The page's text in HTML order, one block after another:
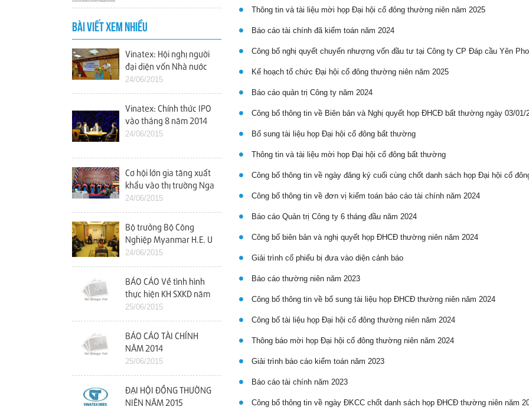
BÀI VIẾT XEM NHIỀU
Vinatex: Hội nghị người
đại diện vốn Nhà nước
tại các doanh nghiệp
24/06/2015
Vinatex: Chính thức IPO
vào tháng 8 năm 2014
24/06/2015
Cơ hội lớn gia tăng xuất
khẩu vào thị trường Nga
24/06/2015
Bộ trưởng Bộ Công
Nghiệp Myanmar H.E. U
Maung Myint Thăm và
làm việc với Vinatex
24/06/2015
BÁO CÁO Về tình hình
thực hiện KH SXKD năm
2014 và kế hoạch năm
2015
25/06/2015
BÁO CÁO TÀI CHÍNH
NĂM 2014
25/06/2015
ĐẠI HỘI ĐỒNG THƯỜNG
NIÊN NĂM 2015
Thông tin và tài liệu mời họp Đại hội cổ đông thường niên năm 2025
Báo cáo tài chính đã kiểm toán năm 2024
Công bố nghị quyết chuyển nhượng vốn đầu tư tại Công ty CP Đáp cầu Yên
Kế hoạch tổ chức Đại hội cổ đông thường niên năm 2025
Báo cáo quản trị Công ty năm 2024
Công bố thông tin về Biên bản và Nghị quyết họp ĐHCĐ bất thường ngày 03/01/
Bổ sung tài liệu họp Đại hội cổ đông bất thường
Thông tin và tài liệu mời họp Đại hội cổ đông bất thường
Công bố thông tin về ngày đăng ký cuối cùng chốt danh sách họp Đại hội cổ
Công bố thông tin về đơn vị kiểm toán báo cáo tài chính năm 2024
Báo cáo Quản trị Công ty 6 tháng đầu năm 2024
Công bố biên bản và nghị quyết họp ĐHCĐ thường niên năm 2024
Giải trình cổ phiếu bị đưa vào diện cảnh báo
Báo cáo thường niên năm 2023
Công bố thông tin về bổ sung tài liệu họp ĐHCĐ thường niên năm 2024
Công bố tài liệu họp Đại hội cổ đông thường niên năm 2024
Thông báo mời họp Đại hội cổ đông thường niên năm 2024
Giải trình báo cáo kiểm toán năm 2023
Báo cáo tài chính năm 2023
Công bố thông tin về ngày ĐKCC chốt danh sách họp ĐHCĐ thường niên năm